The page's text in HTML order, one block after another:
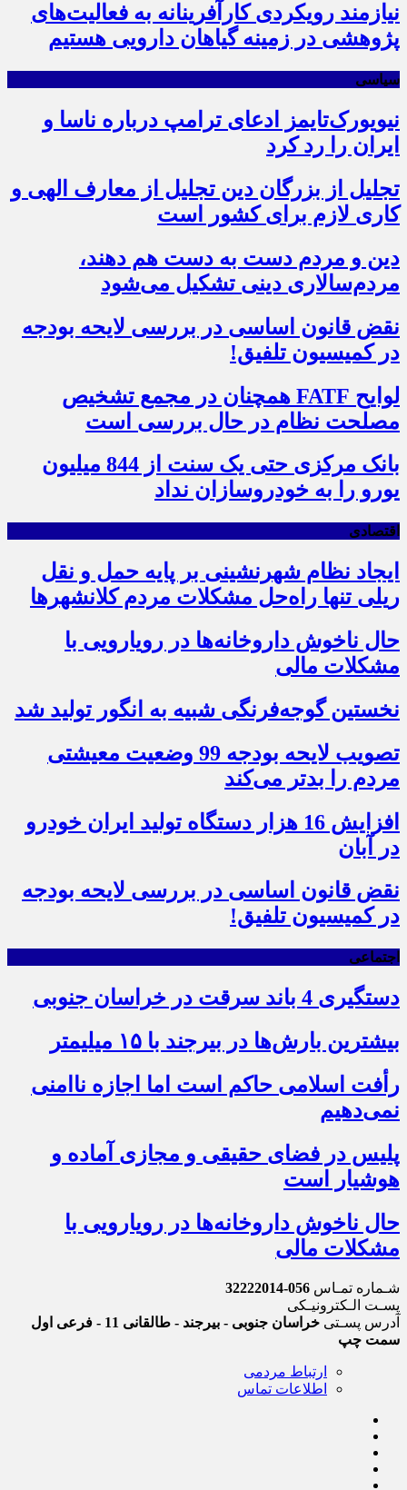
نیازمند رویکردی کارآفرینانه به فعالیت‌های
پژوهشی در زمینه گیاهان دارویی هستیم
سیاسی
نیویورک‌تایمز ادعای ترامپ درباره ناسا و
ایران را رد کرد
تجلیل از بزرگان دین تجلیل از معارف الهی و
کاری لازم برای کشور است
دین و مردم دست به‌ دست هم دهند،
مردم‌سالاری دینی تشکیل می‌شود
نقض قانون اساسی در بررسی لایحه بودجه
در کمیسیون تلفیق!
لوایح FATF همچنان در مجمع تشخیص
مصلحت نظام در حال بررسی است
بانک مرکزی حتی یک سنت از 844 میلیون
یورو را به خودروسازان نداد
اقتصادی
ایجاد نظام شهرنشینی بر پایه حمل و نقل
ریلی تنها راه‌حل مشکلات مردم کلانشهرها
حال ناخوش داروخانه‌ها در رویارویی با
مشکلات مالی
نخستین گوجه‌فرنگی شبیه به انگور تولید شد
تصویب لایحه بودجه 99 وضعیت معیشتی
مردم را بدتر می‌کند
افزایش 16 هزار دستگاه تولید ایران خودرو
در آبان
نقض قانون اساسی در بررسی لایحه بودجه
در کمیسیون تلفیق!
اجتماعی
دستگیری 4 باند سرقت در خراسان جنوبی
بیشترین بارش‌ها در بیرجند با ۱۵ میلیمتر
رأفت اسلامی حاکم است اما اجازه ناامنی
نمی‌دهیم
پلیس در فضای حقیقی و مجازی آماده و
هوشیار است
حال ناخوش داروخانه‌ها در رویارویی با
مشکلات مالی
شـماره تمـاس 056-32222014
پسـت الـکترونیـکی
آدرس پسـتی
خراسان جنوبی - بیرجند - طالقانی 11 - فرعی اول
سمت چپ
ارتباط مردمی
اطلاعات تماس